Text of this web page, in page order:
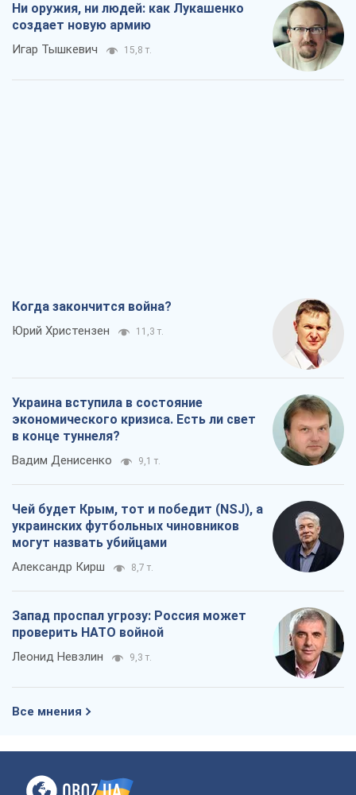
Ни оружия, ни людей: как Лукашенко
создает новую армию
Игар Тышкевич 15,8 т.
Когда закончится война?
Юрий Христензен 11,3 т.
Украина вступила в состояние
экономического кризиса. Есть ли свет
в конце туннеля?
Вадим Денисенко 9,1 т.
Чей будет Крым, тот и победит (NSJ), а
украинских футбольных чиновников
могут назвать убийцами
Александр Кирш 8,7 т.
Запад проспал угрозу: Россия может
проверить НАТО войной
Леонид Невзлин 9,3 т.
Все мнения